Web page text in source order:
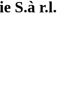
S.à r.l.